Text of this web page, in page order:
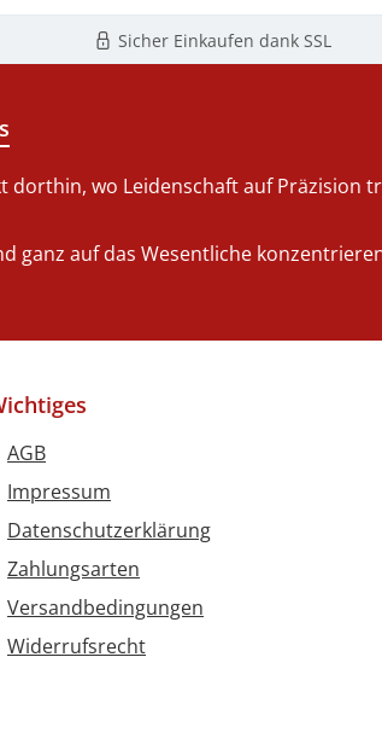
Sicher Einkaufen dank SSL
dorthin, wo Leidenschaft auf Präzision
ganz auf das Wesentliche
AGB
Impressum
Datenschutzerklärung
Zahlungsarten
Versandbedingungen
Widerrufsrecht